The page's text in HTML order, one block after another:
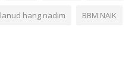
lanud hang nadim BBM NAIK